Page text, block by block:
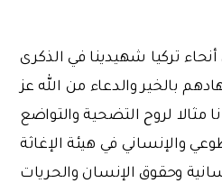
تركيا شهيدينا في الذكرى
بالخير والدعاء من الله عز
مثالا لروح التضحية والتواضع
والإنساني في هيئة الإغاثة
وحقوق الإنسان والحريات